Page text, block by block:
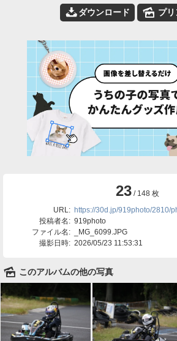
📥ダウンロード 🌄 プ
23 / 148 枚
URL: https://30d.jp/919photo/2810/
投稿者名: 919photo
ファイル名:
_MG_6099.JPG
撮影日時: 2026/05/23 11:53:31
🌄 このアルバムの他の写真